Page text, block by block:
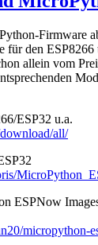
Firmware
für den ESP8266
allein vom
ESP32 u.a.
all/
ESPNow
micropython-